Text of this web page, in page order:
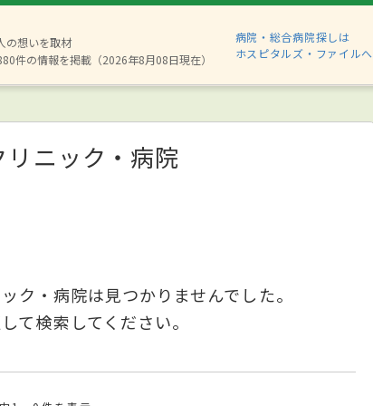
の想いを取材
件の情報を掲載（2026年8月08日現在）
病院・総合病院探しは
ホスピタルズ・ファイルへ
リニック・病院
ク・病院は見つかりませんでした。
て検索してください。